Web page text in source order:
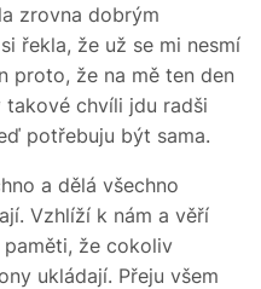
zrovna dobrým
řekla, že už se mi nesmí
proto, že na mě ten den
takové chvíli jdu radši
potřebuju být sama.
a dělá všechno
Vzhlíží k nám a věří
že cokoliv
ukládají. Přeju všem